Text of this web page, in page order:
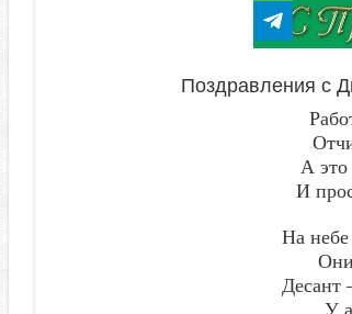
Поздравления с
А
И
На
У